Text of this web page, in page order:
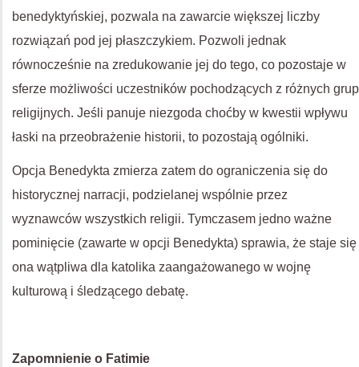
benedyktyńskiej, pozwala na zawarcie większej liczby
rozwiązań pod jej płaszczykiem. Pozwoli jednak
równocześnie na zredukowanie jej do tego, co pozostaje w
sferze możliwości uczestników pochodzących z różnych grup
religijnych. Jeśli panuje niezgoda choćby w kwestii wpływu
łaski na przeobrażenie historii, to pozostają ogólniki.
Opcja Benedykta zmierza zatem do ograniczenia się do
historycznej narracji, podzielanej wspólnie przez
wyznawców wszystkich religii. Tymczasem jedno ważne
pominięcie (zawarte w opcji Benedykta) sprawia, że staje się
ona wątpliwa dla katolika zaangażowanego w wojnę
kulturową i śledzącego debatę.
Zapomnienie o Fatimie